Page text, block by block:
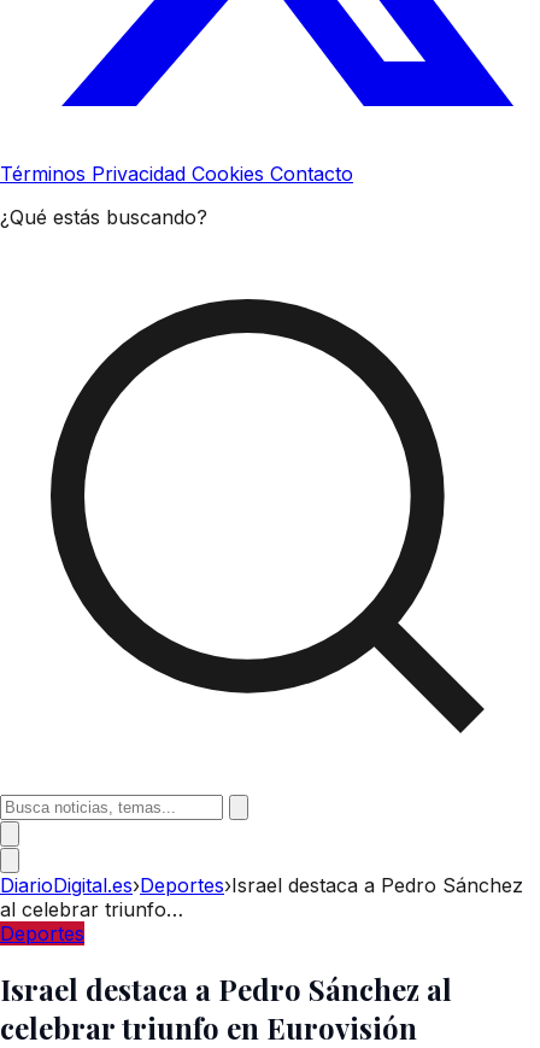
Términos Privacidad Cookies Contacto
¿Qué estás buscando?
DiarioDigital.es›Deportes›Israel destaca a Pedro Sánchez
al celebrar triunfo…
Deportes
Israel destaca a Pedro Sánchez al
celebrar triunfo en Eurovisión